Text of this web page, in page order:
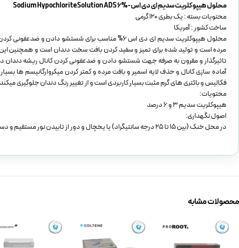
محلول هیپوکلریت سدیم ای دی اس-Sodium Hypochlorite Solution ADS 6%
محتویات بسته : یک بطری 120 گرمی
ساخت کشور : آمریکا
محلول هیپوکلریت سدیم ای دی اس 6% مناسب برای
مرده است و تولید شده برای تمیز و سفید کردن بافت سخت دندان است و همچنین این
تاثیرگذار و مقرون به صرفه جهت شستشو دادن و ضدعفونی کردن کانال ریشه دندان
آماده سازی کانال و حذف لایه اسمیر و بافت مرده و کمتر کردن میکروارگانیسم ها
فکالیس و باکتری های گرم مثبت بسیار کاربردی است و از تغییر رنگ دندان جلوگیری
محتویات:
هیپوکلریت سدیم 3 و 6 درصد
اصول نگهداری:
در محل خنک (بین 15 تا 25 درجه سانتیگراد) یا یخچال و دور از تابیدن نور مستقیم و دسترس کودکان نگهداری کنید.
محصولات مشابه